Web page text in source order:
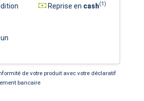
Reprise en cash(1)
de votre produit avec votre déclaratif
bancaire